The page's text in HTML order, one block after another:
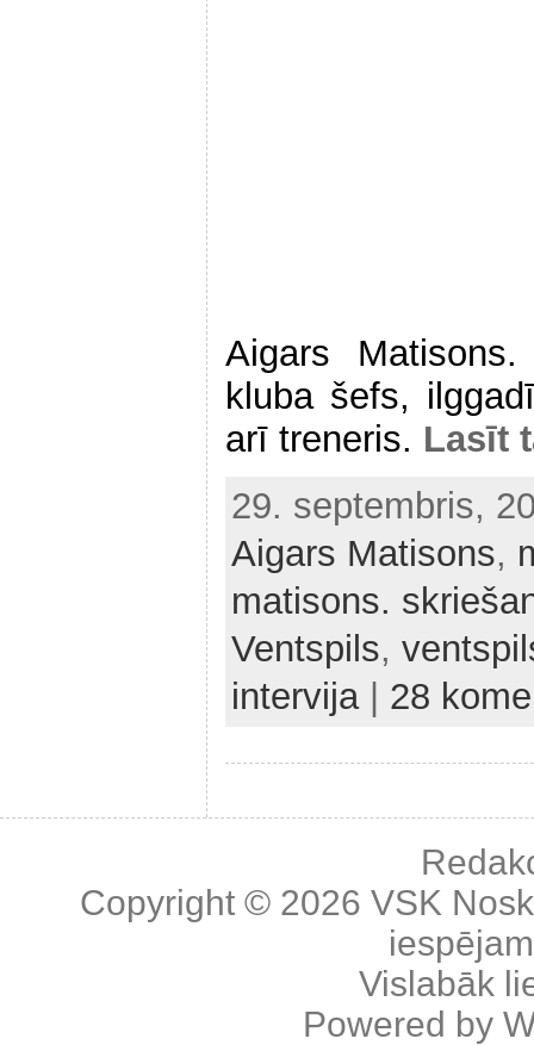
Aigars Matisons.
kluba šefs,
arī treneris. Lasīt
29. septembris,
Aigars Matisons,
matisons.
Ventspils,
intervija| 28
Copyright © 2026 VSK
Vislabāk
Powered by